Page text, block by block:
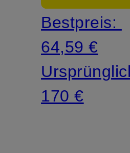
Bestpreis:
64,59 €
170 €